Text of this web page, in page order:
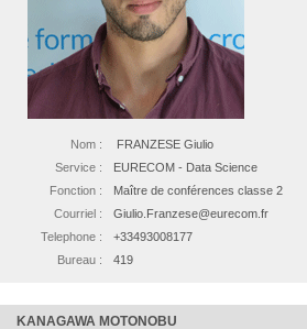
Nom :
FRANZESE Giulio
Service :
EURECOM - Data Science
Fonction :
Maître de conférences classe 2
Courriel :
Giulio.Franzese@eurecom.fr
Telephone :
+33493008177
Bureau :
419
KANAGAWA MOTONOBU